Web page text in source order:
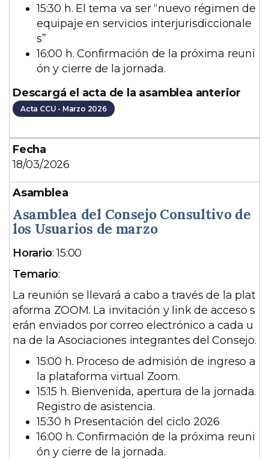
15:30 h. El tema va ser “nuevo régimen de
equipaje en servicios interjurisdiccionale
s”
16:00 h. Confirmación de la próxima reuni
ón y cierre de la jornada.
Descargá el acta de la asamblea anterior
Acta CCU - Marzo 2026
18/03/2026
Asamblea del Consejo Consultivo de
los Usuarios de marzo
D
e
c
r
i
p
Horario: 15:00
Temario:
La reunión se llevará a cabo a través de la plat
aforma ZOOM. La invitación y link de acceso s
erán enviados por correo electrónico a cada u
na de la Asociaciones integrantes del Consejo.
15:00 h. Proceso de admisión de ingreso a
la plataforma virtual Zoom.
15:15 h. Bienvenida, apertura de la jornada.
Registro de asistencia.
15:30 h Presentación del ciclo 2026
16:00 h. Confirmación de la próxima reuni
ón y cierre de la jornada.